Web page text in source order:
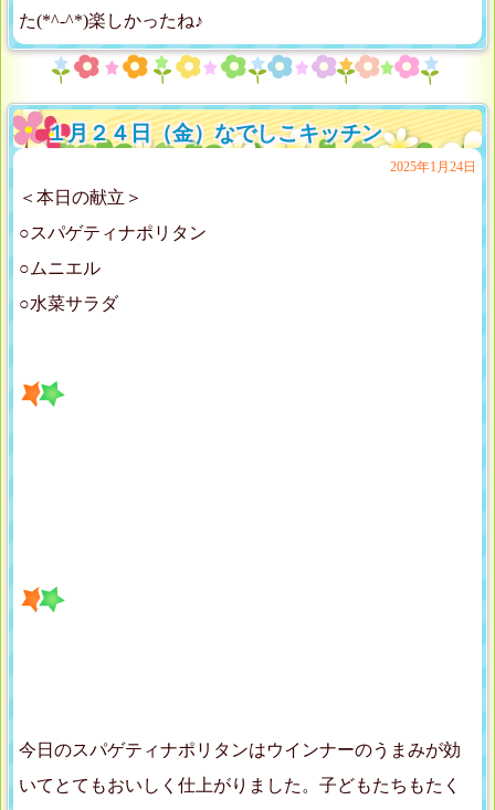
た(*^-^*)楽しかったね♪
１月２４日（金）なでしこキッチン
2025年1月24日
＜本日の献立＞
○スパゲティナポリタン
○ムニエル
○水菜サラダ
今日のスパゲティナポリタンはウインナーのうまみが効
いてとてもおいしく仕上がりました。子どもたちもたく